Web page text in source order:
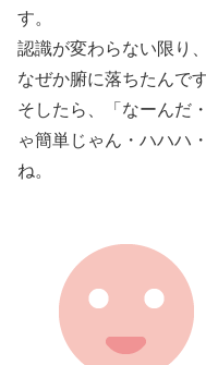
す。
認識が変わらない限り
なぜか腑に落ちたんです
そしたら、「なーんだ
ゃ簡単じゃん・ハハハ
ね。